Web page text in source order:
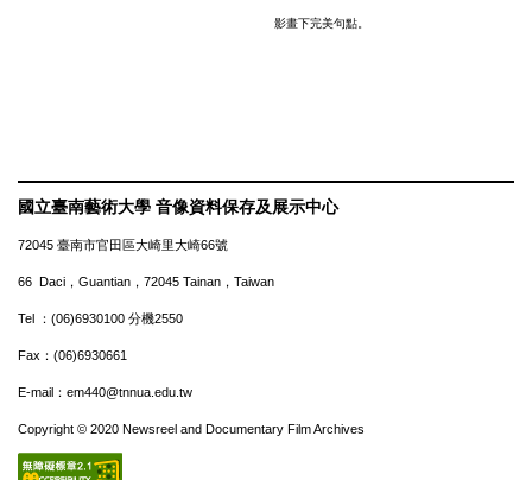
影畫下完美句點。
國立臺南藝術大學 音像資料保存及展示中心
72045 臺南市官田區大崎里大崎66號
66 Daci，Guantian，72045 Tainan，Taiwan
Tel ：(06)6930100 分機2550
Fax：(06)6930661
E-mail：em440@tnnua.edu.tw
Copyright © 2020 Newsreel and Documentary Film Archives